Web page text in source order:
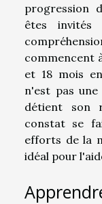
progression
êtes
commencent
et 18 mois
n'est pas
détient son
constat se
efforts de la
idéal pour